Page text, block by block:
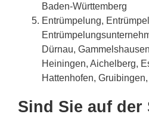
Baden-Württemberg
Entrümpelung,
Dürnau,
Heiningen, Aichelberg,
Hattenhofen,
Sind Sie auf der